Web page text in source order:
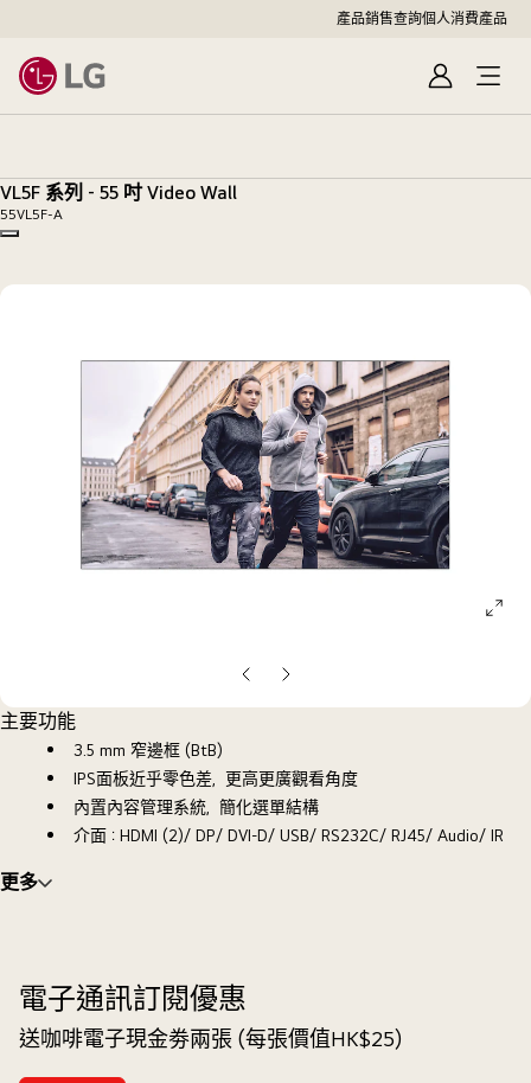
產品銷售查詢個人消費產品
登
入
-
55
Wall
VL5F 系列 - 55 吋 Video Wall
55VL5F-A
Copy model name
上
一
投
影
片
下
一
投
影
片
主要功能
3.5 mm 窄邊框 (BtB)
IPS面板近乎零色差，更高更廣觀看角度
內置內容管理系統，簡化選單結構
介面：HDMI (2)/ DP/ DVI-D/ USB/ RS232C/ RJ45/ Audio/ IR
更多
電子通訊訂閱優惠
送咖啡電子現金劵兩張 (每張價值HK$25)